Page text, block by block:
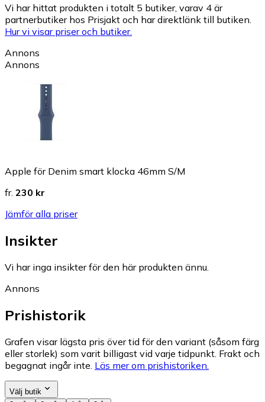
Vi har hittat produkten i totalt 5 butiker, varav 4 är
partnerbutiker hos Prisjakt och har direktlänk till butiken.
Hur vi visar priser och butiker.
Annons
Annons
Apple för Denim smart klocka 46mm S/M
fr. 230 kr
Jämför alla priser
Insikter
Vi har inga insikter för den här produkten ännu.
Annons
Prishistorik
Grafen visar lägsta pris över tid för den variant (såsom färg
eller storlek) som varit billigast vid varje tidpunkt. Frakt och
begagnat ingår inte. Läs mer om prishistoriken.
Välj butik